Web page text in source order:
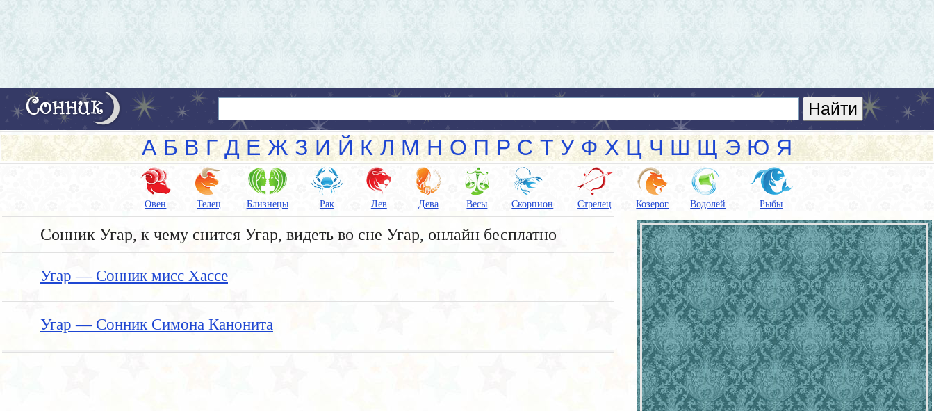
А Б В Г Д Е Ж З И Й К Л М Н О П Р С Т У Ф Х Ц Ч Ш Щ Э Ю Я
Овен Телец Близнецы Рак Лев Дева Весы Скорпион Стрелец Козерог Водолей Рыбы
Сонник Угар, к чему снится Угар, видеть во сне Угар, онлайн бесплатно
Угар — Сонник мисс Хассе
Угар — Сонник Симона Канонита